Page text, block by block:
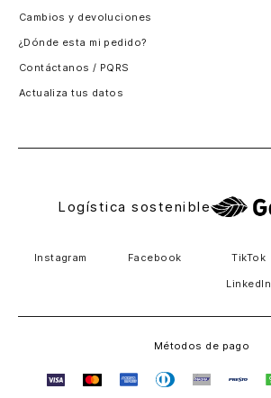
Cambios y devoluciones
¿Dónde esta mi pedido?
Contáctanos / PQRS
Actualiza tus datos
Logística sostenible
Instagram Facebook TikTok
LinkedIn
Métodos de pago